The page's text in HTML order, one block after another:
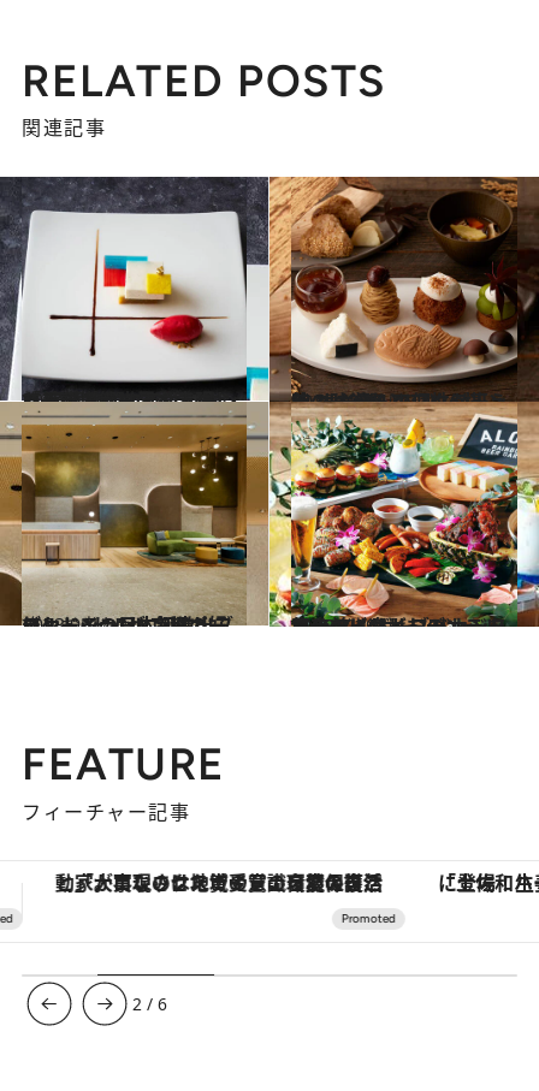
RELATED POSTS
関連記事
2023.9.19
「品川プリンスホテル」で美を堪能！ イヴ・サンローランの世界を表現した 豪華絢爛コラボレーションディナー
旅＆お出かけ 2023.9.12
秋の味覚をとことん堪能！ ホテルの個性が冴える オータムアフタヌーンティー3選
旅＆お出かけ
2023.9.5
ヒルトンの日本初進出ブランド “ヒルトン・ガーデン・イン”が 京都の好ロケーションに誕生！
旅＆お出かけ 2023.8.29
東京ベイサイドのホテルで レインボーブリッジを目の前に楽しむ バカンス気分のビアガーデン
旅＆お出かけ
FEATURE
フィーチャー記事
「土佐和ハーブかき氷」がOMO7高知に登場！生姜、山椒、大葉など目にも舌にも涼を呼ぶ郷土の味 【銀座で出合う最旬美容】美髪ケアや上質
3 /6